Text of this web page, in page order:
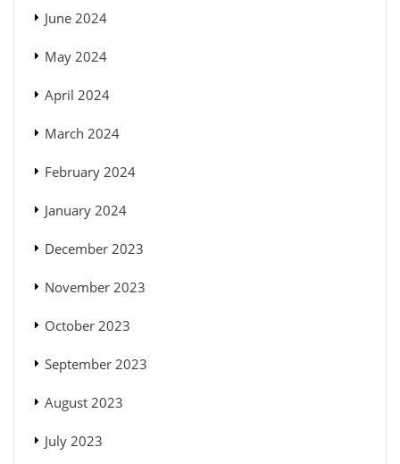
June 2024
May 2024
April 2024
March 2024
February 2024
January 2024
December 2023
November 2023
October 2023
September 2023
August 2023
July 2023